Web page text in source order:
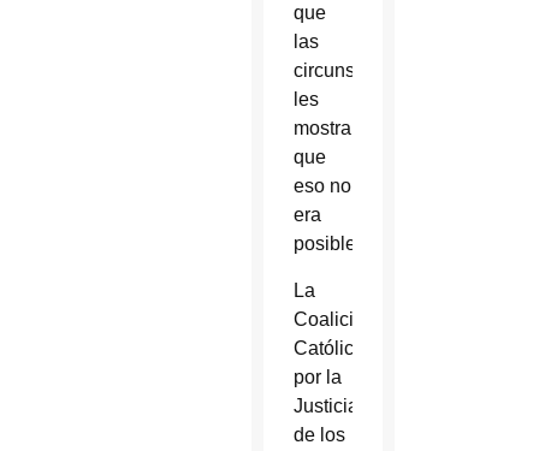
que
las
circunstancias
les
mostraron
que
eso no
era
posible”.
La
Coalición
Católica
por la
Justicia
de los